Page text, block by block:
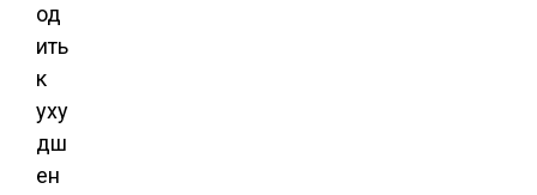
од
ить
к
уху
дш
ен